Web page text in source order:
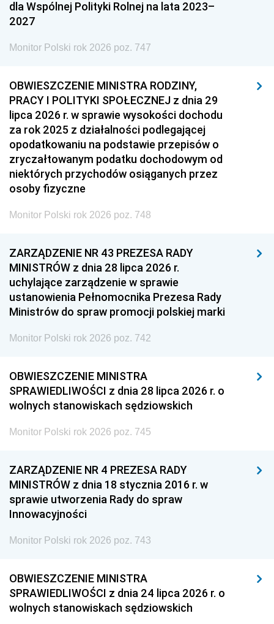
dla Wspólnej Polityki Rolnej na lata 2023–
2027
Monitor Polski rok 2026 poz. 747
OBWIESZCZENIE MINISTRA RODZINY,
PRACY I POLITYKI SPOŁECZNEJ z dnia 29
lipca 2026 r. w sprawie wysokości dochodu
za rok 2025 z działalności podlegającej
opodatkowaniu na podstawie przepisów o
zryczałtowanym podatku dochodowym od
niektórych przychodów osiąganych przez
osoby fizyczne
Monitor Polski rok 2026 poz. 748
ZARZĄDZENIE NR 43 PREZESA RADY
MINISTRÓW z dnia 28 lipca 2026 r.
uchylające zarządzenie w sprawie
ustanowienia Pełnomocnika Prezesa Rady
Ministrów do spraw promocji polskiej marki
Monitor Polski rok 2026 poz. 742
OBWIESZCZENIE MINISTRA
SPRAWIEDLIWOŚCI z dnia 28 lipca 2026 r. o
wolnych stanowiskach sędziowskich
Monitor Polski rok 2026 poz. 745
ZARZĄDZENIE NR 4 PREZESA RADY
MINISTRÓW z dnia 18 stycznia 2016 r. w
sprawie utworzenia Rady do spraw
Innowacyjności
Monitor Polski rok 2026 poz. 743
OBWIESZCZENIE MINISTRA
SPRAWIEDLIWOŚCI z dnia 24 lipca 2026 r. o
wolnych stanowiskach sędziowskich